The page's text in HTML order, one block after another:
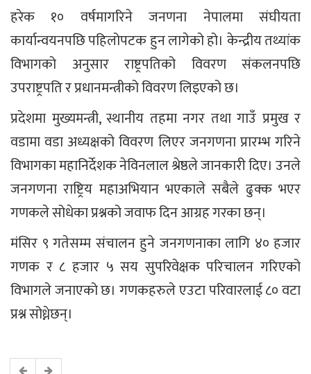
हरेक १० वर्षमागरिने जनणना नेपालमा संघीयता
कार्यान्वयनपछि पहिलोपटक हुन लागेको हो। केन्द्रीय तथ्यांक
विभागको अनुसार राष्ट्रपतिको विवरण संकलनपछि
उपराष्ट्रपति र प्रधानमन्त्रीको विवरण लिइएको छ।
प्रदेशमा मुख्यमन्त्री, स्थानीय तहमा नगर तथा गाउँ प्रमुख र
वडामा वडा अध्यक्षको विवरण लिएर जनगणना प्रारम्भ गरिने
विभागका महानिर्देशक नेविनलाल श्रेष्ठले जानकारी दिए। उनले
जनगणना राष्ट्रिय महाअभियान भएकाले सबैले ढुक्क भएर
गणकले सोधेका प्रश्नको जवाफ दिन आग्रह गरका छन्।
मंसिर ९ गतेसम्म संचालन हुने जनगणनाका लागि ४० हजार
गणक र ८ हजार ५ सय सुपरिवेक्षक परिचालन गरिएको
विभागले जनाएको छ। गणकहरुले एउटा परिवारलाई ८० वटा
प्रश्न सोध्नेछन्।